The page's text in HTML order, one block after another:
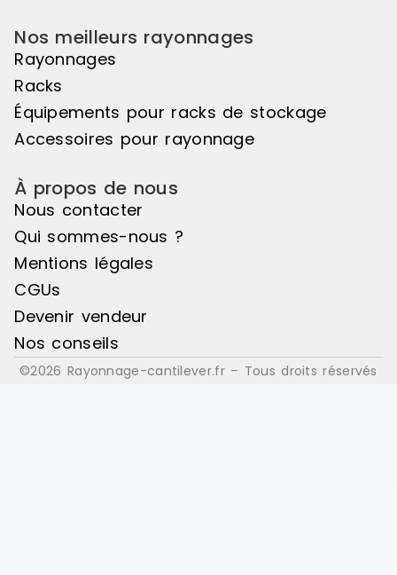
Nos meilleurs rayonnages
Rayonnages
Racks
Équipements pour racks de stockage
Accessoires pour rayonnage
À propos de nous
Nous contacter
Qui sommes-nous ?
Mentions légales
CGUs
Devenir vendeur
Nos conseils
©2026 Rayonnage-cantilever.fr – Tous droits réservés